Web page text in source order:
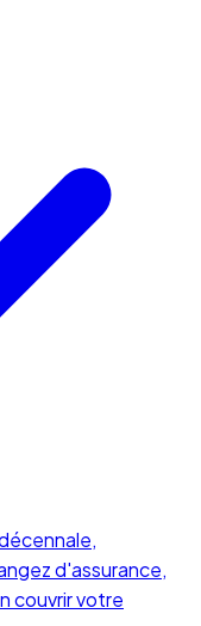
d'assurance,
couvrir votre